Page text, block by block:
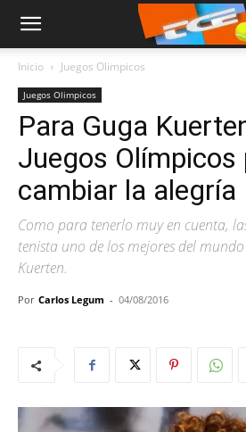
Inicio Juegos Olimpicos
Juegos Olimpicos
Para Guga
Juegos Olímpicos
cambiar la alegría
Como para tenerlo muy en cuenta,
tenista uno de los mejores del
Kuerten.
Por Carlos Legum - 04/08/2016